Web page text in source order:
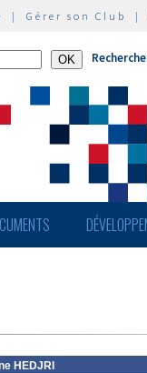
| Gérer son Club |
HEDJRI